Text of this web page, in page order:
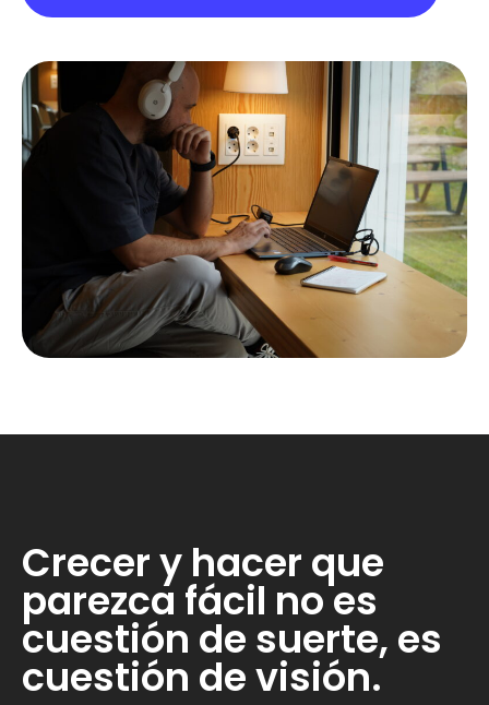
Crecer y hacer que
parezca fácil no es
cuestión de suerte, es
cuestión de visión.